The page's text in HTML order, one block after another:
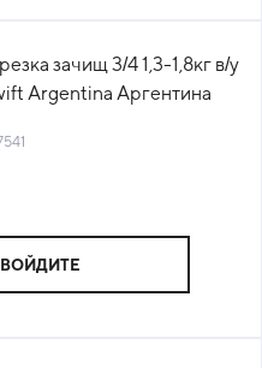
зачищ 3/4 1,3-1,8кг в/у
Argentina Аргентина
60754) (-18°С)
ВОЙДИТЕ